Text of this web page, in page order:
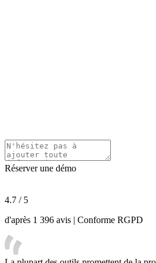
Réserver une démo
4.7 / 5
d'après 1 396 avis | Conforme RGPD